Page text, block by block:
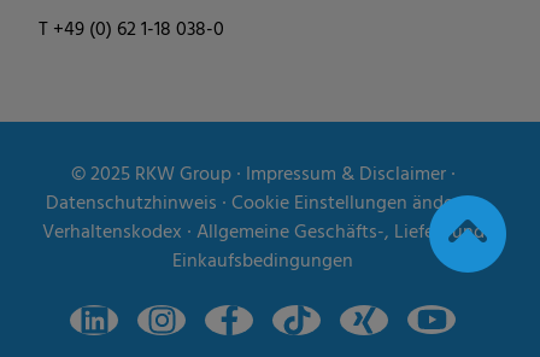
T +49 (0) 62 1-18 038-0
© 2025RKW Group∙ Impressum & Disclaimer∙
Datenschutzhinweis ∙Cookie Einstellungen ändern∙
Verhaltenskodex ∙Allgemeine Geschäfts-, Liefer- und
Einkaufsbedingungen